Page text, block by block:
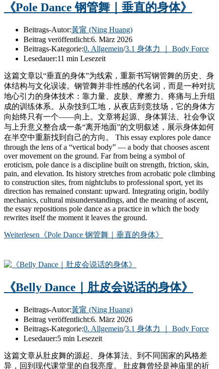
《Pole Dance 钢管舞｜垂直的身体》
Beitrags-Autor:黃甯 (Ning Huang)
Beitrag veröffentlicht:6. März 2026
Beitrags-Kategorie:0. Allgemein/3.1 身体力 ｜ Body Force
Lesedauer:11 min Lesezeit
这篇文章以“垂直的身体”为线索，重新书写钢管舞的历史、身
体结构与文化误读。钢管舞并非性感的代名词，而是一种对抗
地心引力的身体技术：靠力量、皮肤、摩擦力、疼痛与上升组
成的训练体系。从杂技到工地，从夜店到竞技场，它的身体方
向始终只有一个——向上。文章将起源、身体算法、社会争议
与上升意义整合成一条“离开地面”的文明叙述，展示身体如何
在半空中重新找到自己的方向。 This essay explores pole dance
through the lens of a “vertical body” — a body that chooses ascent
over movement on the ground. Far from being a symbol of
eroticism, pole dance is a discipline built on strength, friction, skin,
pain, and elevation. Its history stretches from acrobatic pole climbing
to construction sites, from nightclubs to professional sport, yet its
direction has remained constant: upward. Integrating origin, bodily
mechanics, cultural misunderstandings, and the meaning of ascent,
the essay repositions pole dance as a practice in which the body
rewrites itself the moment it leaves the ground.
Weiterlesen 《Pole Dance 钢管舞｜垂直的身体》
《Belly Dance｜肚皮会说话的身体》
Beitrags-Autor:黃甯 (Ning Huang)
Beitrag veröffentlicht:6. März 2026
Beitrags-Kategorie:0. Allgemein/3.1 身体力 ｜ Body Force
Lesedauer:5 min Lesezeit
这篇文章从肚皮舞的源起、身体算法、到不同国家的风格差
异，回到现代课堂里的自我亮度。 肚皮舞曾经是神庙里的祈